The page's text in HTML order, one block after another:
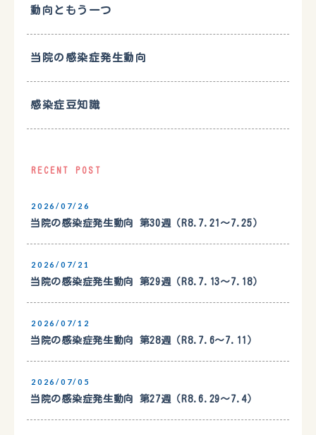
動向ともう一つ
当院の感染症発生動向
感染症豆知識
RECENT POST
2026/07/26
当院の感染症発生動向 第30週（R8.7.21〜7.25）
2026/07/21
当院の感染症発生動向 第29週（R8.7.13〜7.18）
2026/07/12
当院の感染症発生動向 第28週（R8.7.6〜7.11）
2026/07/05
当院の感染症発生動向 第27週（R8.6.29〜7.4）